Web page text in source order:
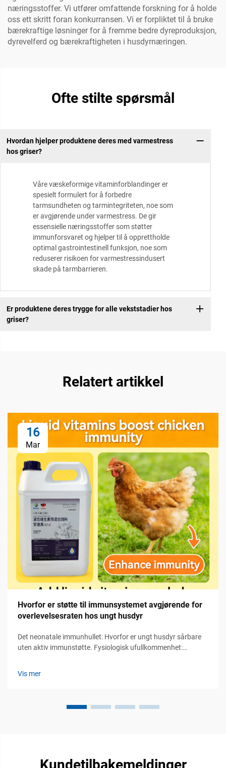
næringsstoffer. Vi utfører omfattende forskning for å holde
oss ett skritt foran konkurransen. Vi er forpliktet til å bruke
bærekraftige løsninger for å fremme bedre dyreproduksjon,
dyrevelferd og bærekraftigheten i husdyrnæringen.
Ofte stilte spørsmål
Hvordan hjelper produktene deres med varmestress
hos griser?
Våre væskeformige vitaminforblandinger er
spesielt formulert for å forbedre
tarmsundheten og tarmintegriteten, noe som
er avgjørende under varmestress. De gir
essensielle næringsstoffer som støtter
immunforsvaret og hjelper til å opprettholde
optimal gastrointestinell funksjon, noe som
reduserer risikoen for varmestressindusert
skade på tarmbarrieren.
Er produktene deres trygge for alle vekststadier hos
griser?
Relatert artikkel
16
Mar
Hvorfor er støtte til immunsystemet avgjørende for
overlevelsesraten hos ungt husdyr
Det neonatale immunhullet: Hvorfor er ungt husdyr sårbare
uten aktiv immunstøtte. Fysiologisk ufullkommenhet:
overføring. Når ungdomsdrivende dyr fødes, er ikke deres
Vis mer